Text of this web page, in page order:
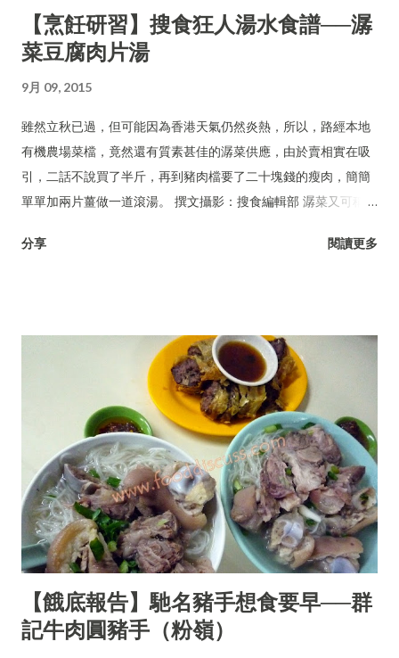
【烹飪研習】搜食狂人湯水食譜──潺
菜豆腐肉片湯
9月 09, 2015
雖然立秋已過，但可能因為香港天氣仍然炎熱，所以，路經本地
有機農場菜檔，竟然還有質素甚佳的潺菜供應，由於賣相實在吸
引，二話不說買了半斤，再到豬肉檔要了二十塊錢的瘦肉，簡簡
單單加兩片薑做一道滾湯。 撰文攝影：搜食編輯部 潺菜又可稱木
分享 閱讀更多
【餓底報告】馳名豬手想食要早──群
記牛肉圓豬手（粉嶺）